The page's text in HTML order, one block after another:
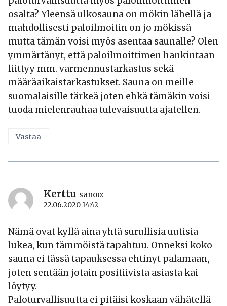
osalta? Yleensä ulkosauna on mökin lähellä ja
mahdollisesti paloilmoitin on jo mökissä
mutta tämän voisi myös asentaa saunalle? Olen
ymmärtänyt, että paloilmoittimen hankintaan
liittyy mm. varmennustarkastus sekä
määräaikaistarkastukset. Sauna on meille
suomalaisille tärkeä joten ehkä tämäkin voisi
tuoda mielenrauhaa tulevaisuutta ajatellen.
Vastaa
Kerttu sanoo:
22.06.2020 14:42
Nämä ovat kyllä aina yhtä surullisia uutisia
lukea, kun tämmöistä tapahtuu. Onneksi koko
sauna ei tässä tapauksessa ehtinyt palamaan,
joten sentään jotain positiivista asiasta kai
löytyy.
Paloturvallisuutta ei pitäisi koskaan vähätellä